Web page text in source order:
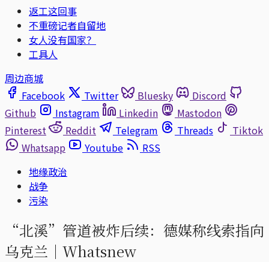
返工这回事
不重磅记者自留地
女人没有国家？
工具人
周边商城
Facebook
Twitter Bluesky
Discord
Github
Instagram Linkedin
Mastodon
Pinterest
Reddit Telegram Threads
Tiktok
Whatsapp
Youtube
RSS
地缘政治
战争
污染
“北溪”管道被炸后续：德媒称线索指向
乌克兰｜Whatsnew